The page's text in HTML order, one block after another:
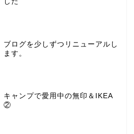
ブログを少しずつリニューアルし
ます。
キャンプで愛用中の無印＆IKEA
②